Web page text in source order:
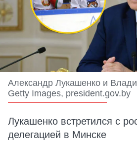
Александр Лукашенко и
Getty Images, president.gov.by
Лукашенко встретился с
делегацией в Минске